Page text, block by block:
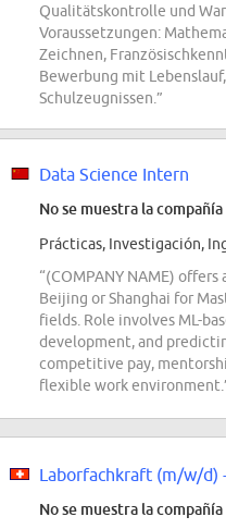
Qualitätskontrolle und
Voraussetzungen:
Zeichnen,
Bewerbung mit
Schulzeugnissen.”
Data Science Intern
No se muestra la compañía
Prácticas, Investigación,
“(COMPANY NAME)
Beijing or Shanghai for
fields. Role involves ML-
development, and
competitive pay,
flexible work
Laborfachkraft (m/w/d)
No se muestra la compañía